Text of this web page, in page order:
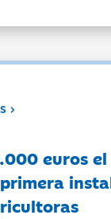
euros el